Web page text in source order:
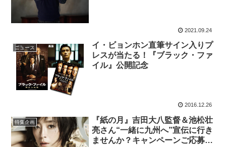
2021.09.24
ニュース
イ・ビョンホン直筆サイン入りプ
レスが当たる！『ブラック・ファ
イル』公開記念
2016.12.26
特集企画
『紙の月』吉田大八監督＆池松壮
亮さん“一緒に九州へ”宣伝に行き
ませんか？キャンペーンご応募締